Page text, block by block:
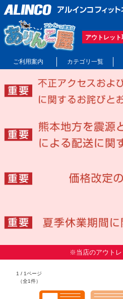
アウトレット
ご利用案内 カテゴリ一覧
※当店のアウトレ
1 / 1ページ
（全1件）